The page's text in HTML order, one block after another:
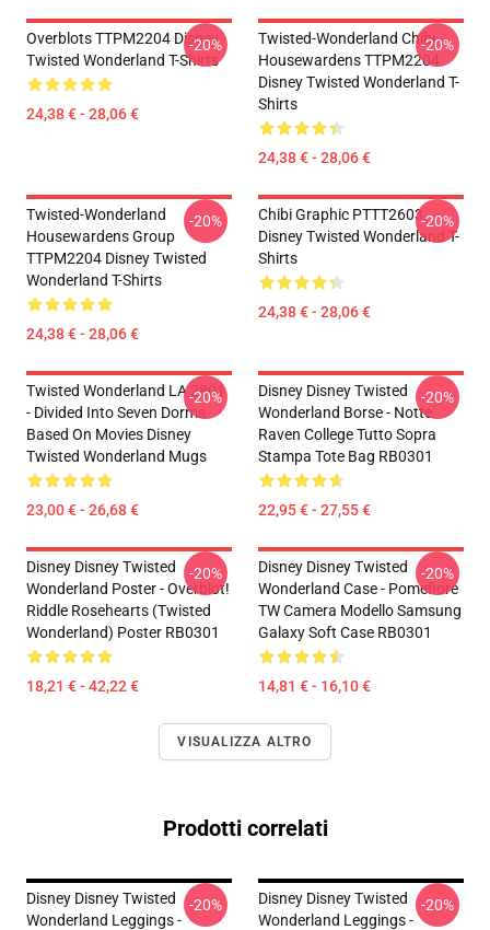
Overblots TTPM2204 Disney
Twisted Wonderland T-Shirts
24,38 € - 28,06 €
-20%
Twisted-Wonderland Chibi
Housewardens TTPM2204
Disney Twisted Wonderland T-
Shirts
24,38 € - 28,06 €
-20%
Twisted-Wonderland
Housewardens Group
TTPM2204 Disney Twisted
Wonderland T-Shirts
24,38 € - 28,06 €
-20%
Chibi Graphic PTTT2603
Disney Twisted Wonderland T-
Shirts
24,38 € - 28,06 €
-20%
Twisted Wonderland LA 2801
- Divided Into Seven Dorms
Based On Movies Disney
Twisted Wonderland Mugs
23,00 € - 26,68 €
-20%
Disney Disney Twisted
Wonderland Borse - Notte
Raven College Tutto Sopra
Stampa Tote Bag RB0301
22,95 € - 27,55 €
-20%
Disney Disney Twisted
Wonderland Poster - Overblot!
Riddle Rosehearts (Twisted
Wonderland) Poster RB0301
18,21 € - 42,22 €
-20%
Disney Disney Twisted
Wonderland Case - Pomefiore
TW Camera Modello Samsung
Galaxy Soft Case RB0301
14,81 € - 16,10 €
-20%
VISUALIZZA ALTRO
Prodotti correlati
Disney Disney Twisted
Wonderland Leggings -
-20%
Disney Disney Twisted
Wonderland Leggings -
-20%